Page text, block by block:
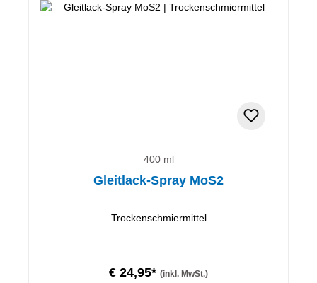
400 ml
Gleitlack-Spray MoS2
Trockenschmiermittel
€ 24,95* (inkl. MwSt.)